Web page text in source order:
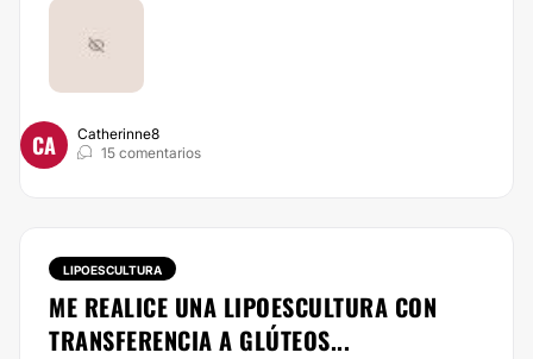
CA
Catherinne8
15 comentarios
LIPOESCULTURA
ME REALICE UNA LIPOESCULTURA CON
TRANSFERENCIA A GLÚTEOS...